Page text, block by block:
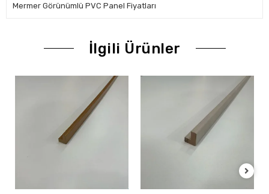
Mermer Görünümlü PVC Panel Fiyatları
İlgili Ürünler